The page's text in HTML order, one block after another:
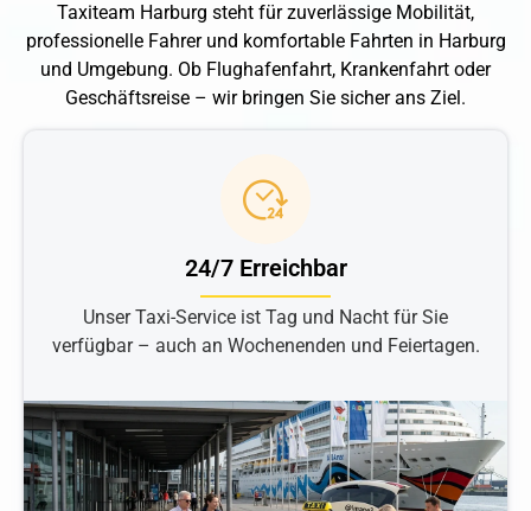
Taxiteam Harburg steht für zuverlässige Mobilität,
professionelle Fahrer und komfortable Fahrten in Harburg
und Umgebung. Ob Flughafenfahrt, Krankenfahrt oder
Geschäftsreise – wir bringen Sie sicher ans Ziel.
24/7 Erreichbar
Unser Taxi-Service ist Tag und Nacht für Sie
verfügbar – auch an Wochenenden und Feiertagen.